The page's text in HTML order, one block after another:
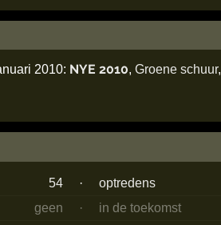
2010: NYE 2010, Groene schuur,
54 ·
optredens
geen
·
in de toekomst